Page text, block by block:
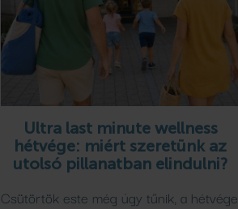
Ultra last minute wellness
hétvége: miért szeretünk az
utolsó pillanatban elindulni?
Csütörtök este még úgy tűnik, a hétvége